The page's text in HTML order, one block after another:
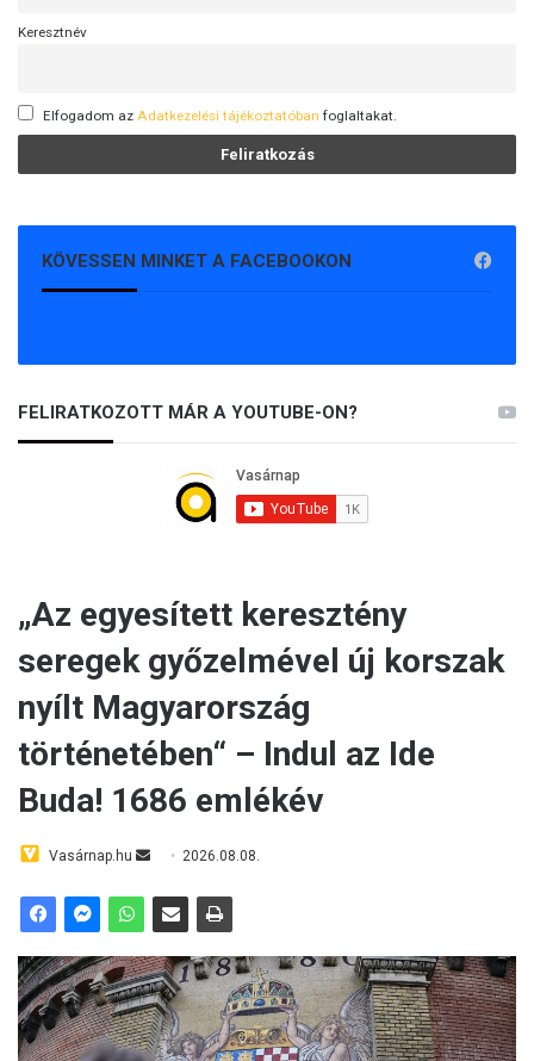
Keresztnév
Elfogadom az Adatkezelési tájékoztatóban foglaltakat.
KÖVESSEN MINKET A FACEBOOKON
FELIRATKOZOTT MÁR A YOUTUBE-ON?